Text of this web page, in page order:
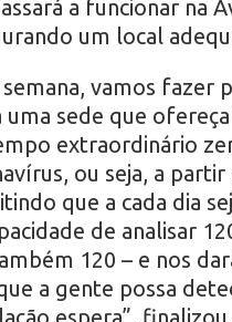
a funcionar na
um local
semana, vamos fazer
uma sede que
extraordinário
ou seja, a
que a cada dia
de analisar
120 – e nos
a gente possa